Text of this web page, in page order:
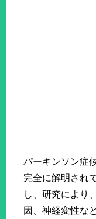
パーキンソン症
完全に解明され
し、研究により
因、神経変性な